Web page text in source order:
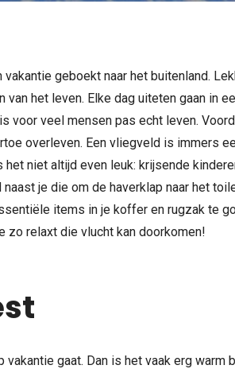
vakantie geboekt naar het buitenland.
het leven. Elke dag uiteten gaan in
voor veel mensen pas echt leven.
overleven. Een vliegveld is immers
niet altijd even leuk: krijsende
je die om de haverklap naar het
items in je koffer en rugzak te
zo relaxt die vlucht kan doorkomen!
gaat. Dan is het vaak erg warm